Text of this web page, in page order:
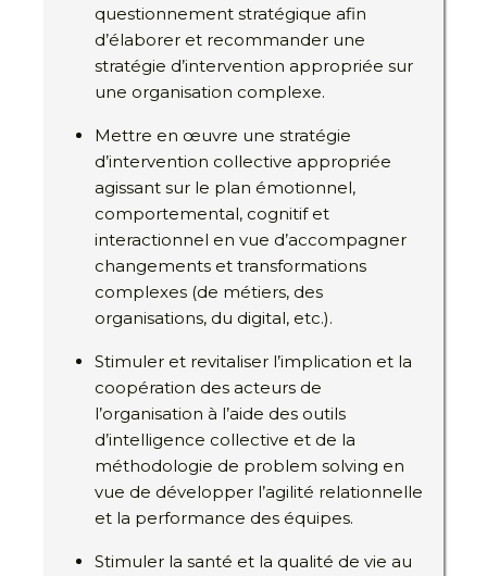
questionnement stratégique afin
d’élaborer et recommander une
stratégie d’intervention appropriée sur
une organisation complexe.
Mettre en œuvre une stratégie
d’intervention collective appropriée
agissant sur le plan émotionnel,
comportemental, cognitif et
interactionnel en vue d’accompagner
changements et transformations
complexes (de métiers, des
organisations, du digital, etc.).
Stimuler et revitaliser l’implication et la
coopération des acteurs de
l’organisation à l’aide des outils
d’intelligence collective et de la
méthodologie de problem solving en
vue de développer l’agilité relationnelle
et la performance des équipes.
Stimuler la santé et la qualité de vie au